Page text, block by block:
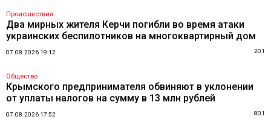
Происшествия
Два мирных жителя Керчи погибли во время атаки
украинских беспилотников на многоквартирный дом
07.08.2026 19:12 201
Общество
Крымского предпринимателя обвиняют в уклонении
от уплаты налогов на сумму в 13 млн рублей
07.08.2026 17:52 801